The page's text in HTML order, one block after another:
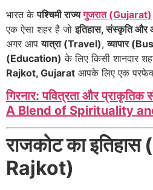
भारत केपश्चिमी राज्यगुजरात (Gujarat)
एक ऐसा शहर है जोइतिहास, संस्कृति और
अगर आपयात्रा (Travel),व्यापार
(Education) के लिए किसी शानदार
Rajkot, Gujarat आपके लिए एक
गिरनार: पवित्रता और
A Blend of Spirituality
राजकोट का
Rajkot)